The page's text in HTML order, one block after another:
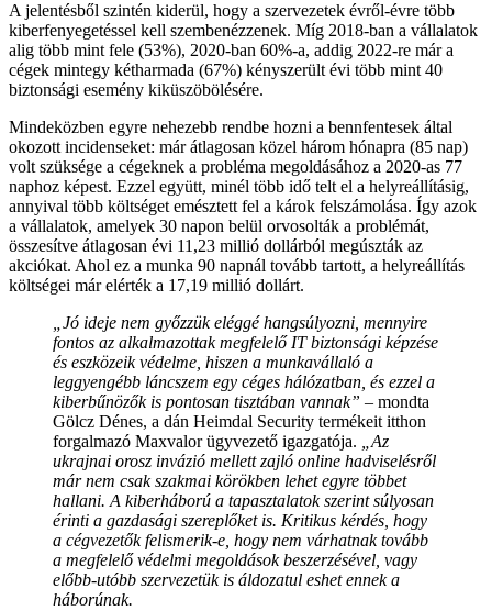
A jelentésből szintén kiderül, hogy a szervezetek évről-évre több
kiberfenyegetéssel kell szembenézzenek. Míg 2018-ban a vállalatok
alig több mint fele (53%), 2020-ban 60%-a, addig 2022-re már a
cégek mintegy kétharmada (67%) kényszerült évi több mint 40
biztonsági esemény kiküszöbölésére.
Mindeközben egyre nehezebb rendbe hozni a bennfentesek által
okozott incidenseket: már átlagosan közel három hónapra (85 nap)
volt szüksége a cégeknek a probléma megoldásához a 2020-as 77
naphoz képest. Ezzel együtt, minél több idő telt el a helyreállításig,
annyival több költséget emésztett fel a károk felszámolása. Így azok
a vállalatok, amelyek 30 napon belül orvosolták a problémát,
összesítve átlagosan évi 11,23 millió dollárból megúszták az
akciókat. Ahol ez a munka 90 napnál tovább tartott, a helyreállítás
költségei már elérték a 17,19 millió dollárt.
„Jó ideje nem győzzük eléggé hangsúlyozni, mennyire
fontos az alkalmazottak megfelelő IT biztonsági képzése
és eszközeik védelme, hiszen a munkavállaló a
leggyengébb láncszem egy céges hálózatban, és ezzel a
kiberbűnözők is pontosan tisztában vannak” – mondta
Gölcz Dénes, a dán Heimdal Security termékeit itthon
forgalmazó Maxvalor ügyvezető igazgatója.
„Az
ukrajnai orosz invázió mellett zajló online hadviselésről
már nem csak szakmai körökben lehet egyre többet
hallani. A kiberháború a tapasztalatok szerint súlyosan
érinti a gazdasági szereplőket is. Kritikus kérdés, hogy
a cégvezetők felismerik-e, hogy nem várhatnak tovább
a megfelelő védelmi megoldások beszerzésével, vagy
előbb-utóbb szervezetük is áldozatul eshet ennek a
háborúnak.